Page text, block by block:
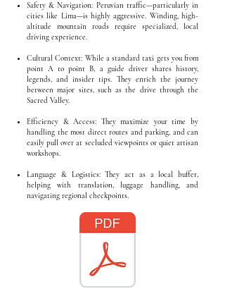
Safety & Navigation: Peruvian traffic—particularly in
cities like Lima—is highly aggressive. Winding, high-
altitude mountain roads require specialized, local
driving experience.
Cultural Context: While a standard taxi gets you from
point A to point B, a guide driver shares history,
legends, and insider tips. They enrich the journey
between major sites, such as the drive through the
Sacred Valley.
Efficiency & Access: They maximize your time by
handling the most direct routes and parking, and can
easily pull over at secluded viewpoints or quiet artisan
workshops.
Language & Logistics: They act as a local buffer,
helping with translation, luggage handling, and
navigating regional checkpoints.